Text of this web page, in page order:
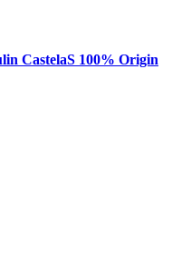
CastelaS 100% Origin